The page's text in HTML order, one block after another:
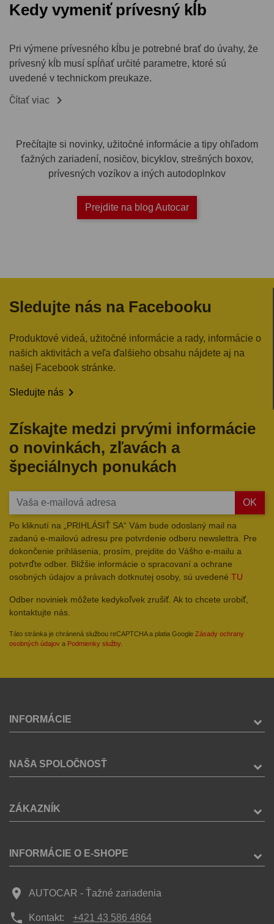
Kedy vymeniť prívesný kĺb
Pri výmene prívesného kĺbu je potrebné brať do úvahy, že
prívesný kĺb musí spĺňať určité parametre, ktoré sú
uvedené v technickom preukaze.
Čítať viac 
Prečítajte si novinky, užitočné informácie a tipy ohľadom
ťažných zariadení, nosičov, bicyklov, strešných boxov,
prívesných vozíkov a iných autodoplnkov
Prejdite na blog Autocar
Sledujte nás na Facebooku
Produktové videá, užitočné informácie a rady, informácie o
našich aktivitách a veľa ďalšieho obsahu nájdete aj na
našej Facebook stránke.
Sledujte nás 
Získajte medzi prvými informácie
o novinkách, zľavách a
špeciálnych ponukách
OK
Po kliknutí na „PRIHLÁSIŤ SA“ Vám bude odoslaný mail na
zadanú e-mailovú adresu pre potvrdenie odberu newslettra. Pre
dokončenie prihlásenia, prosím, prejdite do Vášho e-mailu a
potvrďte odber. Bližšie informácie o spracovaní a ochrane
osobných údajov a právach dotknutej osoby, sú uvedené TU
Odber noviniek môžete kedykoľvek zrušiť. Ak to chcete urobiť,
kontaktujte nás.
Táto stránka je chránená službou reCAPTCHA a platia Google Zásady ochrany
osobných údajov a Podmienky služby.
INFORMÁCIE
NAŠA SPOLOČNOSŤ
ZÁKAZNÍK
INFORMÁCIE O E-SHOPE
place AUTOCAR - Ťažné zariadenia
phone Kontakt: +421 43 586 4864